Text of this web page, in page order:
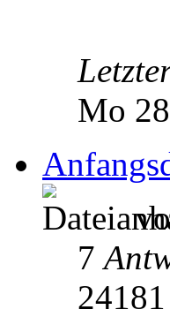
Mo
7
24181